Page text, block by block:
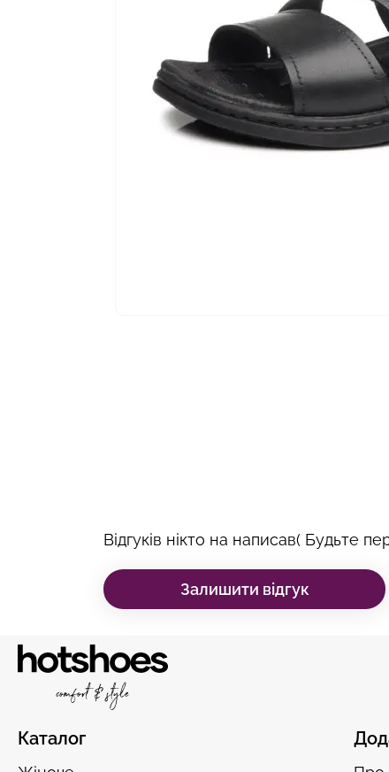
Відгуків нікто на написав( Будьте
Залишити відгук
Каталог